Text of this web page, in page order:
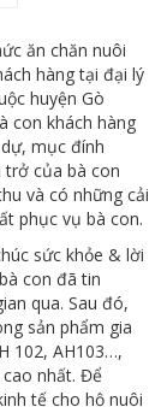
ăn chăn nuôi
hàng tại đại lý
huyện Gò
con khách hàng
mục đính
trở của bà con
và có những cải
phục vụ bà con.
sức khỏe & lời
con đã tin
qua. Sau đó,
sản phẩm gia
102, AH103…,
nhất. Để
tế cho hộ nuôi